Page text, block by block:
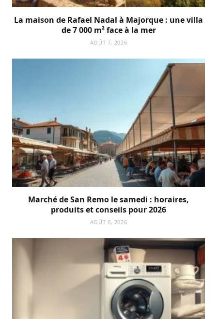
La maison de Rafael Nadal à Majorque : une villa
de 7 000 m² face à la mer
AOÛT 7, 2026
Marché de San Remo le samedi : horaires,
produits et conseils pour 2026
AOÛT 6, 2026